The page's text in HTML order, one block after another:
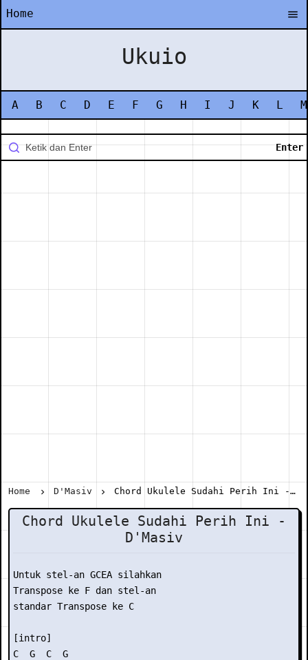
Home
Ukuio
A B C D E F G H I J K L M
Home D'Masiv Chord Ukulele Sudahi Perih Ini - D'Masiv
Chord Ukulele Sudahi Perih Ini -
D'Masiv
Untuk stel-an GCEA silahkan
Transpose ke F dan stel-an
standar Transpose ke C
[intro]
C  G  C  G